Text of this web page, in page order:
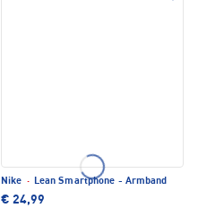
Nike · Lean Smartphone - Armband
€ 24,99